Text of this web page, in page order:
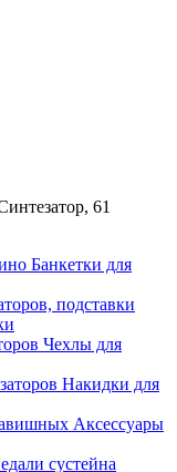
61
Банкетки для
Чехлы для
Накидки для
Аксессуары
сустейна